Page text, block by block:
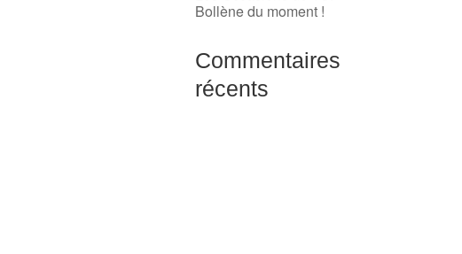
Bollène du moment !
Commentaires
récents